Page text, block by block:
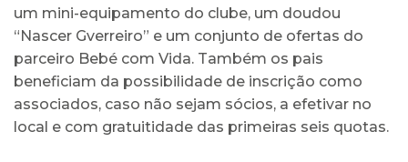
um mini-equipamento do clube, um doudou
“Nascer Gverreiro” e um conjunto de ofertas do
parceiro Bebé com Vida. Também os pais
beneficiam da possibilidade de inscrição como
associados, caso não sejam sócios, a efetivar no
local e com gratuitidade das primeiras seis quotas.